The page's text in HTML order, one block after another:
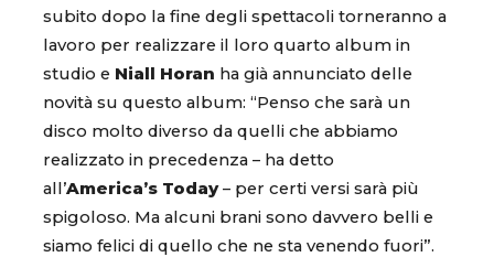
subito dopo la fine degli spettacoli torneranno a
lavoro per realizzare il loro quarto album in
studio e Niall Horan ha già annunciato delle
novità su questo album: “Penso che sarà un
disco molto diverso da quelli che abbiamo
realizzato in precedenza – ha detto
all’America’s Today– per certi versi sarà più
spigoloso. Ma alcuni brani sono davvero belli e
siamo felici di quello che ne sta venendo fuori”.